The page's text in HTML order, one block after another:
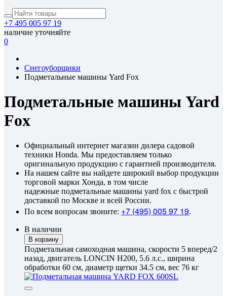
+7 495 005 97 19
наличие уточняйте
0
Снегоуборщики
Подметальные машины Yard Fox
Подметальные машины Yard
Fox
Официальный интернет магазин дилера садовой
техники Honda. Мы предоставляем только
оригинальную продукцию с гарантией производителя.
На нашем сайте вы найдете широкий выбор продукции
торговой марки Хонда, в том числе
надежные подметальные машины yard fox с быстрой
доставкой по Москве и всей России.
По всем вопросам звоните: +7 (495) 005 97 19.
В наличии
В корзину
Подметальная самоходная машина, скорости 5 вперед/2
назад, двигатель LONCIN H200, 5.6 л.с., ширина
обработки 60 см, диаметр щетки 34.5 см, вес 76 кг